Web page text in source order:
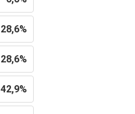
28,6%
28,6%
42,9%